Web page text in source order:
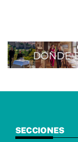
SECCIONES